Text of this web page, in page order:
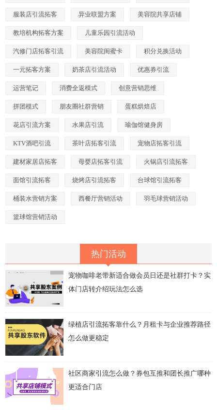
服装店引流拓客 异业联盟方案 美容院共享店铺
教培机构拓客方案 儿童乐园引流活动
汽修门店拓客引流 美容院闺蜜卡 积分兑换活动
一元拓客方案 奶茶店引流活动 优惠券引流
运营笔记 消费全返模式 创意营销思维
拼团模式 朋友圈社群营销 蛋糕烘焙店
花店引流方案 水果店引流 瑜伽馆健身房
KTV酒吧引流 茶叶店拓客引流 宠物店拓客引流
建材家居店拓客 母婴店拓客引流 火锅店引流拓客
面馆引流拓客 烧烤店引流拓客 台球馆引流拓客
桶装水营销方案 西餐厅营销活动 羽毛球营销活动
篮球馆营销活动
热门活动
宠物咖啡老带新适合做会员日还是社群打卡？实
体门店转介绍玩法怎么选
绿植店引流拓客靠什么？月租卡与企业推荐路径
怎么做更稳定
社区商家引流怎么做？券包互推和团长推广哪种
更适合门店